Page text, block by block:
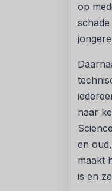
op
haar
en
maakt
is en